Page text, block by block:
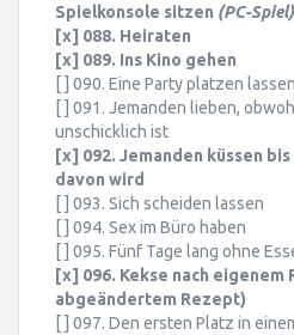
Spielkonsole sitzen (PC-Spiel)
[x] 088. Heiraten
[x] 089. Ins Kino gehen
[ ] 090. Eine Party platzen lassen
[ ] 091. Jemanden lieben,
unschicklich ist
[x] 092. Jemanden küssen
davon wird
[ ] 093. Sich scheiden lassen
[ ] 094. Sex im Büro haben
[ ] 095. Fünf Tage lang ohne
[x] 096. Kekse nach eigenem
abgeändertem Rezept)
[ ] 097. Den ersten Platz in